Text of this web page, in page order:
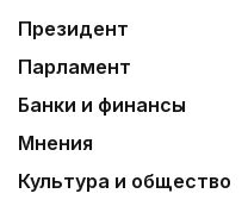
Президент
Парламент
Банки и финансы
Мнения
Культура и общество